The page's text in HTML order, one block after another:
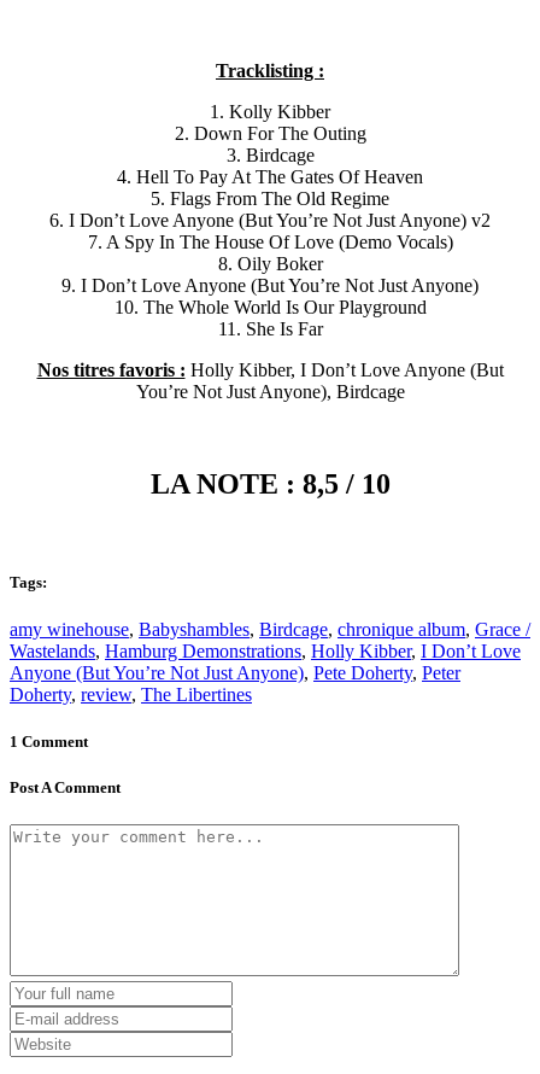
Tracklisting :
1. Kolly Kibber
2. Down For The Outing
3. Birdcage
4. Hell To Pay At The Gates Of Heaven
5. Flags From The Old Regime
6. I Don’t Love Anyone (But You’re Not Just Anyone) v2
7. A Spy In The House Of Love (Demo Vocals)
8. Oily Boker
9. I Don’t Love Anyone (But You’re Not Just Anyone)
10. The Whole World Is Our Playground
11. She Is Far
Nos titres favoris : Holly Kibber, I Don’t Love Anyone (But
You’re Not Just Anyone), Birdcage
LA NOTE : 8,5 / 10
Tags:
amy winehouse, Babyshambles, Birdcage, chronique album, Grace /
Wastelands, Hamburg Demonstrations, Holly Kibber, I Don’t Love
Anyone (But You’re Not Just Anyone), Pete Doherty, Peter
Doherty, review, The Libertines
1 Comment
Post A Comment